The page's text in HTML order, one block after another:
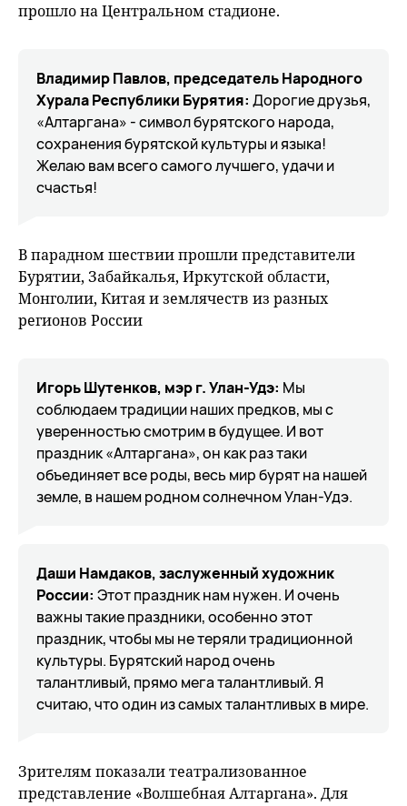
прошло на Центральном стадионе.
Владимир Павлов, председатель Народного
Хурала Республики Бурятия: Дорогие друзья,
«Алтаргана» - символ бурятского народа,
сохранения бурятской культуры и языка!
Желаю вам всего самого лучшего, удачи и
счастья!
В парадном шествии прошли представители
Бурятии, Забайкалья, Иркутской области,
Монголии, Китая и землячеств из разных
регионов России
Игорь Шутенков, мэр г. Улан-Удэ: Мы
соблюдаем традиции наших предков, мы с
уверенностью смотрим в будущее. И вот
праздник «Алтаргана», он как раз таки
объединяет все роды, весь мир бурят на нашей
земле, в нашем родном солнечном Улан-Удэ.
Даши Намдаков, заслуженный художник
России: Этот праздник нам нужен. И очень
важны такие праздники, особенно этот
праздник, чтобы мы не теряли традиционной
культуры. Бурятский народ очень
талантливый, прямо мега талантливый. Я
считаю, что один из самых талантливых в мире.
Зрителям показали театрализованное
представление «Волшебная Алтаргана». Для